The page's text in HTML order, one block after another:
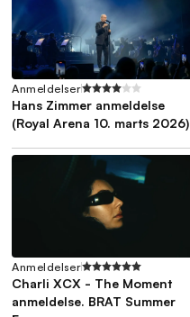
Anmeldelser
Hans Zimmer anmeldelse
(Royal Arena 10. marts 2026)
Anmeldelser
Charli XCX - The Moment
anmeldelse. BRAT Summer